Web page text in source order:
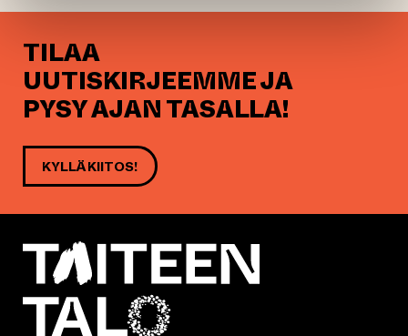
TILAA
UUTISKIRJEEMME JA
PYSY AJAN TASALLA!
KYLLÄ KIITOS!